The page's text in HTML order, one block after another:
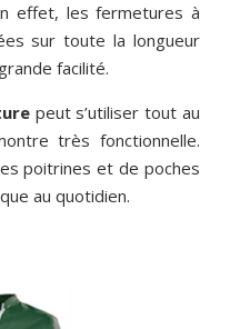
effet, les fermetures à
sur toute la longueur
facilité.
peut s’utiliser tout au
très fonctionnelle.
poitrines et de poches
au quotidien.